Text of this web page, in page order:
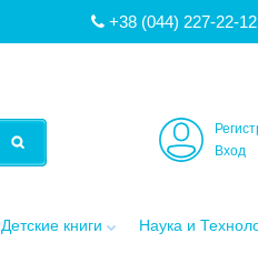
+38 (044) 227-22-12
Вход
Детские книги Наука и